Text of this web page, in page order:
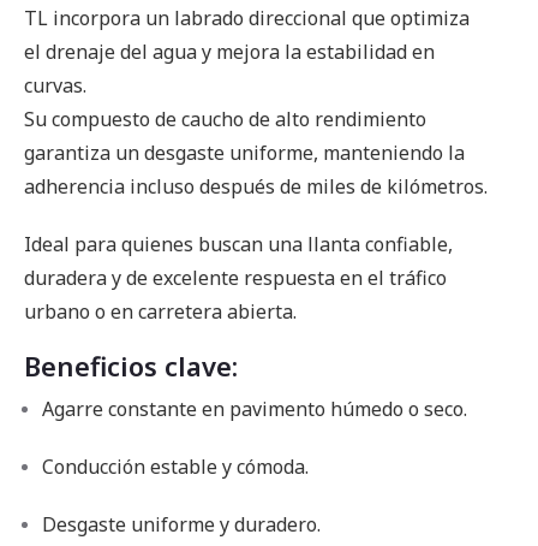
TL incorpora un labrado direccional que optimiza
el drenaje del agua y mejora la estabilidad en
curvas.
Su compuesto de caucho de alto rendimiento
garantiza un desgaste uniforme, manteniendo la
adherencia incluso después de miles de kilómetros.
Ideal para quienes buscan una llanta confiable,
duradera y de excelente respuesta en el tráfico
urbano o en carretera abierta.
Beneficios clave:
Agarre constante en pavimento húmedo o seco.
Conducción estable y cómoda.
Desgaste uniforme y duradero.